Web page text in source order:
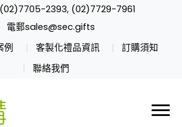
2393, (02)7729-7961
電郵sales@sec.gifts
例
客製化禮品資訊
訂購須知
聯絡我們